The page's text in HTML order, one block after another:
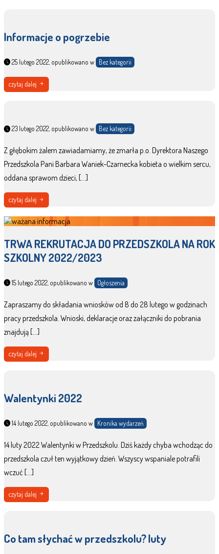
Informacje o pogrzebie
25 lutego 2022, opublikowano w Bez kategorii
czytaj dalej
23 lutego 2022, opublikowano w Bez kategorii
Z głębokim żalem zawiadamiamy, że zmarła p.o. Dyrektora Naszego
Przedszkola Pani Barbara Waniek-Czarnecka kobieta o wielkim sercu,
oddana sprawom dzieci, […]
czytaj dalej
TRWA REKRUTACJA DO PRZEDSZKOLA NA ROK
SZKOLNY 2022/2023
15 lutego 2022, opublikowano w Ogłoszenia
Zapraszamy do składania wniosków od 8 do 28 lutego w godzinach
pracy przedszkola. Wnioski, deklaracje oraz załączniki do pobrania
znajdują […]
czytaj dalej
Walentynki 2022
14 lutego 2022, opublikowano w Kronika wydarzeń
14 luty 2022 Walentynki w Przedszkolu. Dziś każdy chyba wchodząc do
przedszkola czuł ten wyjątkowy dzień. Wszyscy wspaniale potrafili
wczuć […]
czytaj dalej
Co tam słychać w przedszkolu? luty